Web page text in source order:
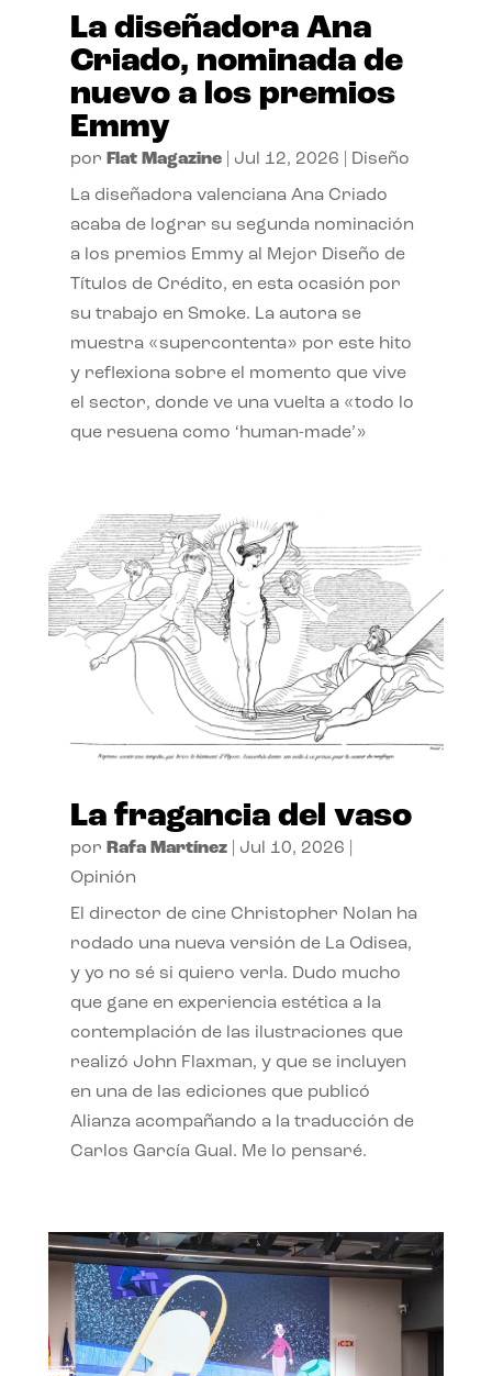
La diseñadora Ana
Criado, nominada de
nuevo a los premios
Emmy
por Flat Magazine| Jul 12, 2026 Diseño
La diseñadora valenciana Ana Criado
acaba de lograr su segunda nominación
a los premios Emmy al Mejor Diseño de
Títulos de Crédito, en esta ocasión por
su trabajo en Smoke. La autora se
muestra «supercontenta» por este hito
y reflexiona sobre el momento que vive
el sector, donde ve una vuelta a «todo lo
que resuena como ‘human-made’»
La fragancia del vaso
por Rafa Martínez| Jul 10, 2026
Opinión
El director de cine Christopher Nolan ha
rodado una nueva versión de La Odisea,
y yo no sé si quiero verla. Dudo mucho
que gane en experiencia estética a la
contemplación de las ilustraciones que
realizó John Flaxman, y que se incluyen
en una de las ediciones que publicó
Alianza acompañando a la traducción de
Carlos García Gual. Me lo pensaré.